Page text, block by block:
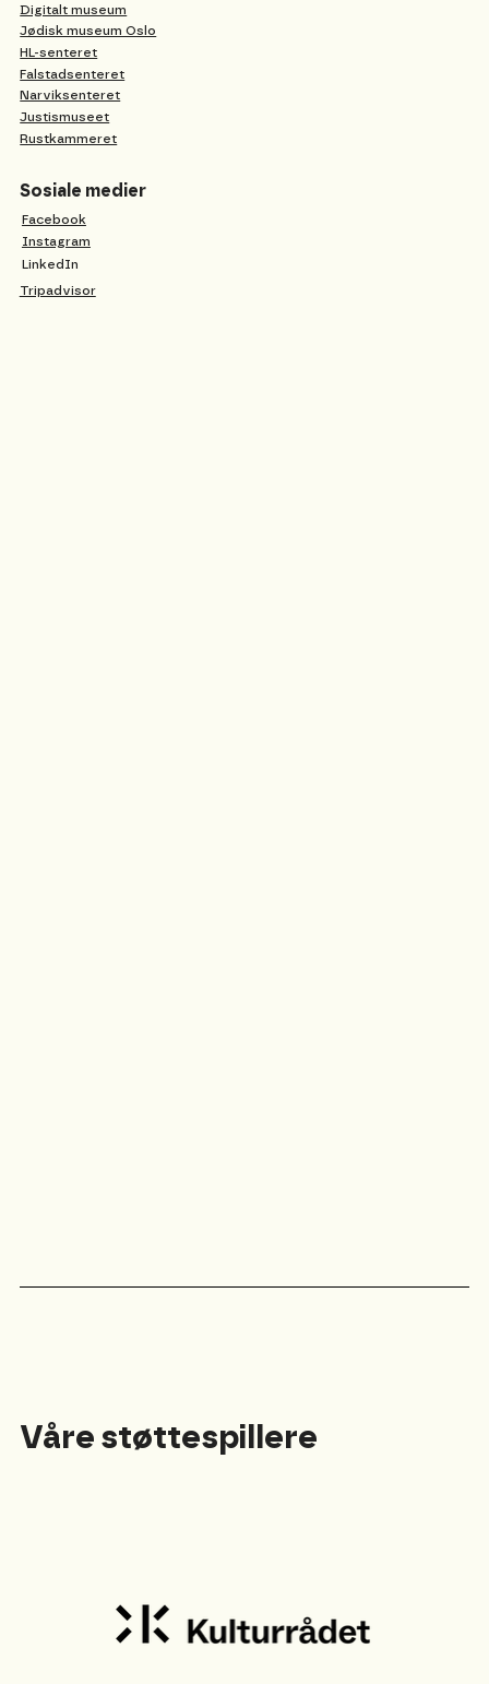
Våre støttespillere
Sosiale medier
Facebook
Instagram
LinkedIn
Tripadvisor
Digitalt museum
Jødisk museum Oslo
HL-senteret
Falstadsenteret
Narviksenteret
Justismuseet
Rustkammeret